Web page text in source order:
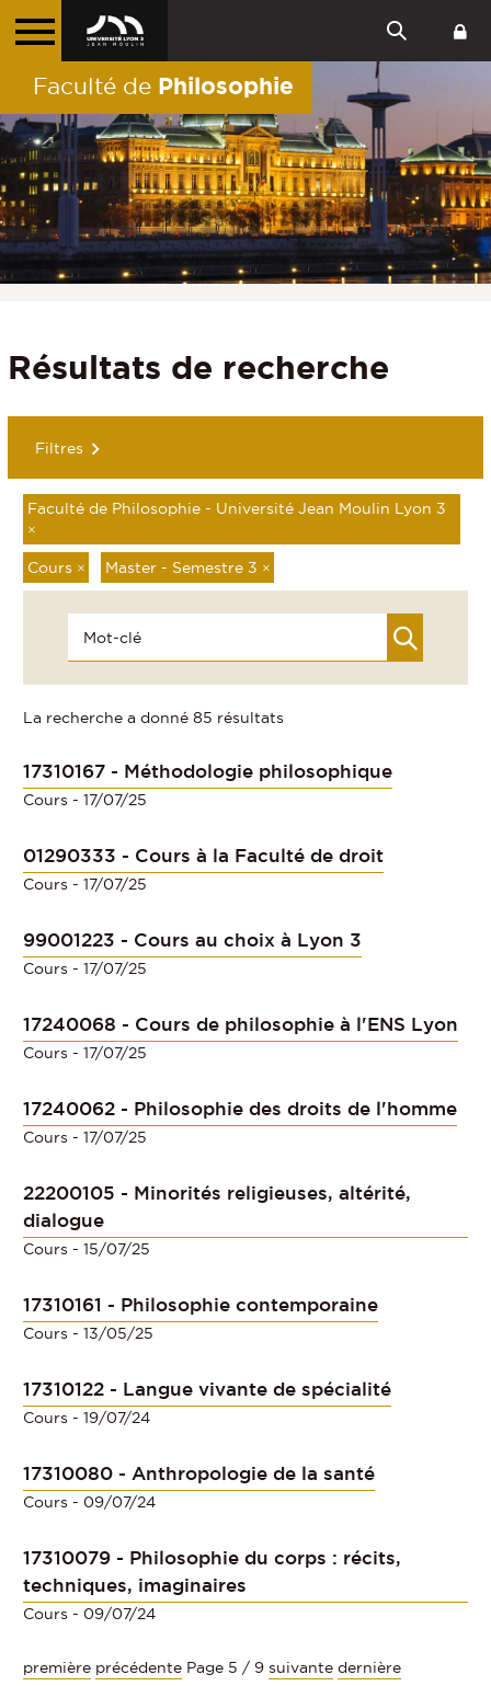
Faculté de Philosophie
Résultats de recherche
Filtres
Faculté de Philosophie - Université Jean Moulin Lyon 3
×
Cours × Master - Semestre 3 ×
La recherche a donné 85 résultats
17310167 - Méthodologie philosophique
Cours - 17/07/25
01290333 - Cours à la Faculté de droit
Cours - 17/07/25
99001223 - Cours au choix à Lyon 3
Cours - 17/07/25
17240068 - Cours de philosophie à l'ENS Lyon
Cours - 17/07/25
17240062 - Philosophie des droits de l'homme
Cours - 17/07/25
22200105 - Minorités religieuses, altérité,
dialogue
Cours - 15/07/25
17310161 - Philosophie contemporaine
Cours - 13/05/25
17310122 - Langue vivante de spécialité
Cours - 19/07/24
17310080 - Anthropologie de la santé
Cours - 09/07/24
17310079 - Philosophie du corps : récits,
techniques, imaginaires
Cours - 09/07/24
première précédente Page 5 / 9 suivante dernière